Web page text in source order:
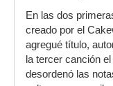
En las dos
creado por el
agregué título,
la tercer canción
desordenó las